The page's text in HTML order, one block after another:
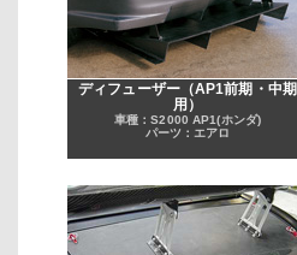
ディフューザー（AP1前期・中期
用）
車種：S2000 AP1(ホンダ)
パーツ：エアロ